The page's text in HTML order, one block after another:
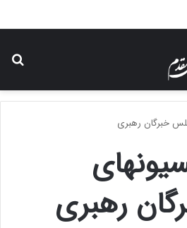
خبرگان رهبری
رهبری